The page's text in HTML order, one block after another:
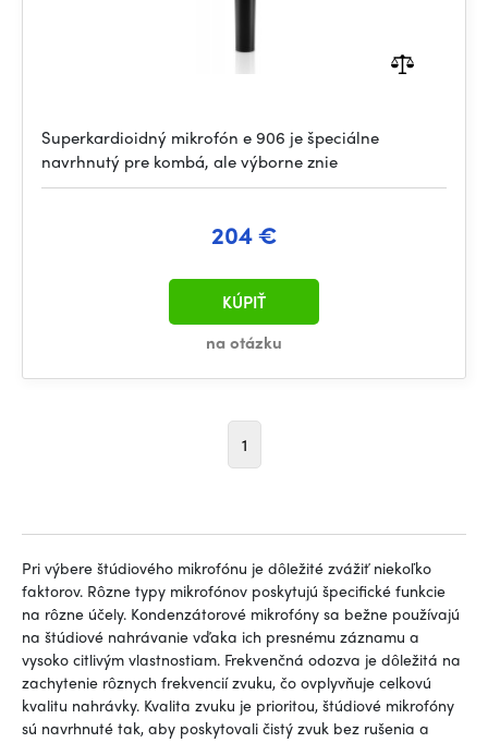
Superkardioidný mikrofón e 906 je špeciálne
navrhnutý pre kombá, ale výborne znie
204 €
na otázku
KÚPIŤ
1
Pri výbere štúdiového mikrofónu je dôležité zvážiť niekoľko
faktorov. Rôzne typy mikrofónov poskytujú špecifické funkcie
na rôzne účely. Kondenzátorové mikrofóny sa bežne používajú
na štúdiové nahrávanie vďaka ich presnému záznamu a
vysoko citlivým vlastnostiam. Frekvenčná odozva je dôležitá na
zachytenie rôznych frekvencií zvuku, čo ovplyvňuje celkovú
kvalitu nahrávky. Kvalita zvuku je prioritou, štúdiové mikrofóny
sú navrhnuté tak, aby poskytovali čistý zvuk bez rušenia a